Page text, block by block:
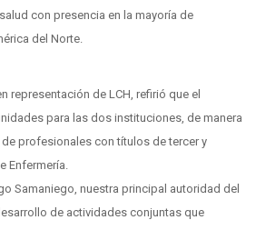
con presencia en la mayoría de
del Norte.
representación de LCH, refirió que el
para las dos instituciones, de manera
profesionales con títulos de tercer y
Enfermería.
Samaniego, nuestra principal autoridad del
de actividades conjuntas que